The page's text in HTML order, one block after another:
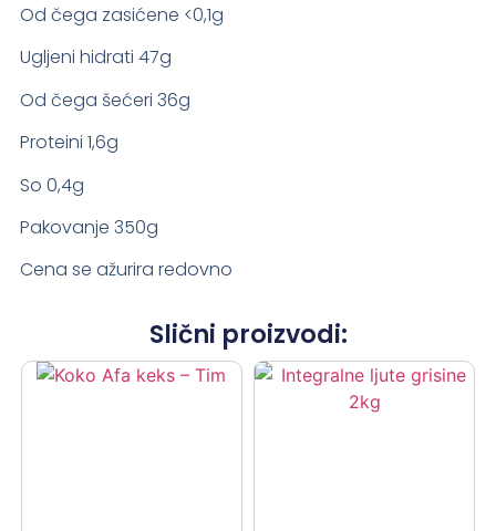
Od čega zasićene <0,1g
Ugljeni hidrati 47g
Od čega šećeri 36g
Proteini 1,6g
So 0,4g
Pakovanje 350g
Cena se ažurira redovno
Slični proizvodi: